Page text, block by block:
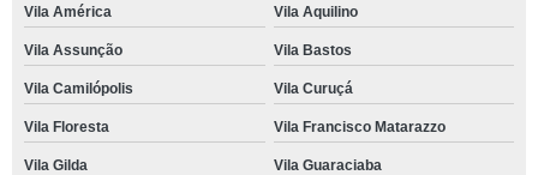
Vila América Vila Aquilino
Vila Assunção Vila Bastos
Vila Camilópolis Vila Curuçá
Vila Floresta Vila Francisco Matarazzo
Vila Gilda Vila Guaraciaba